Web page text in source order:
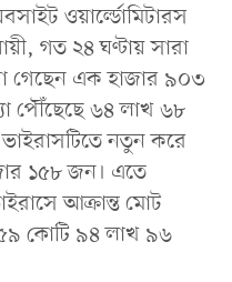
ওয়ার্ল্ডোমিটারস
গত ২৪ ঘণ্টায় সারা
গেছেন এক হাজার ৯০৩
পৌঁছেছে ৬৪ লাখ ৬৮
নতুন করে
১৫৮ জন। এতে
আক্রান্ত মোট
৫৯ কোটি ৯৪ লাখ ৯৬